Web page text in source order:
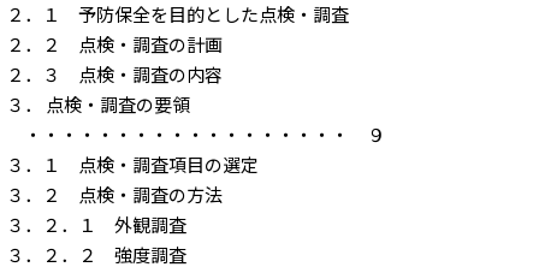
２．１ 予防保全を目的とした点検・調査
２．２ 点検・調査の計画
２．３ 点検・調査の内容
３． 点検・調査の要領
・・・・・・・・・・・・・・・・・・ ９
３．１ 点検・調査項目の選定
３．２ 点検・調査の方法
３．２．１ 外観調査
３．２．２ 強度調査